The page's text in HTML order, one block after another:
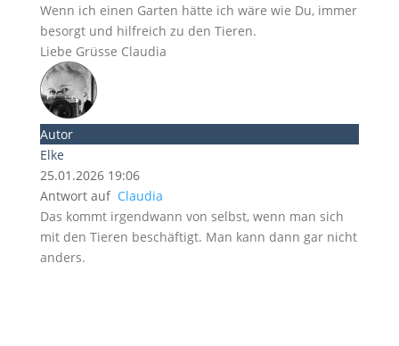
Wenn ich einen Garten hätte ich wäre wie Du, immer
besorgt und hilfreich zu den Tieren.
Liebe Grüsse Claudia
Autor
Elke
25.01.2026 19:06
Antwort auf Claudia
Das kommt irgendwann von selbst, wenn man sich
mit den Tieren beschäftigt. Man kann dann gar nicht
anders.